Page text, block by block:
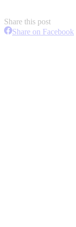
Share this post
Share on Facebook